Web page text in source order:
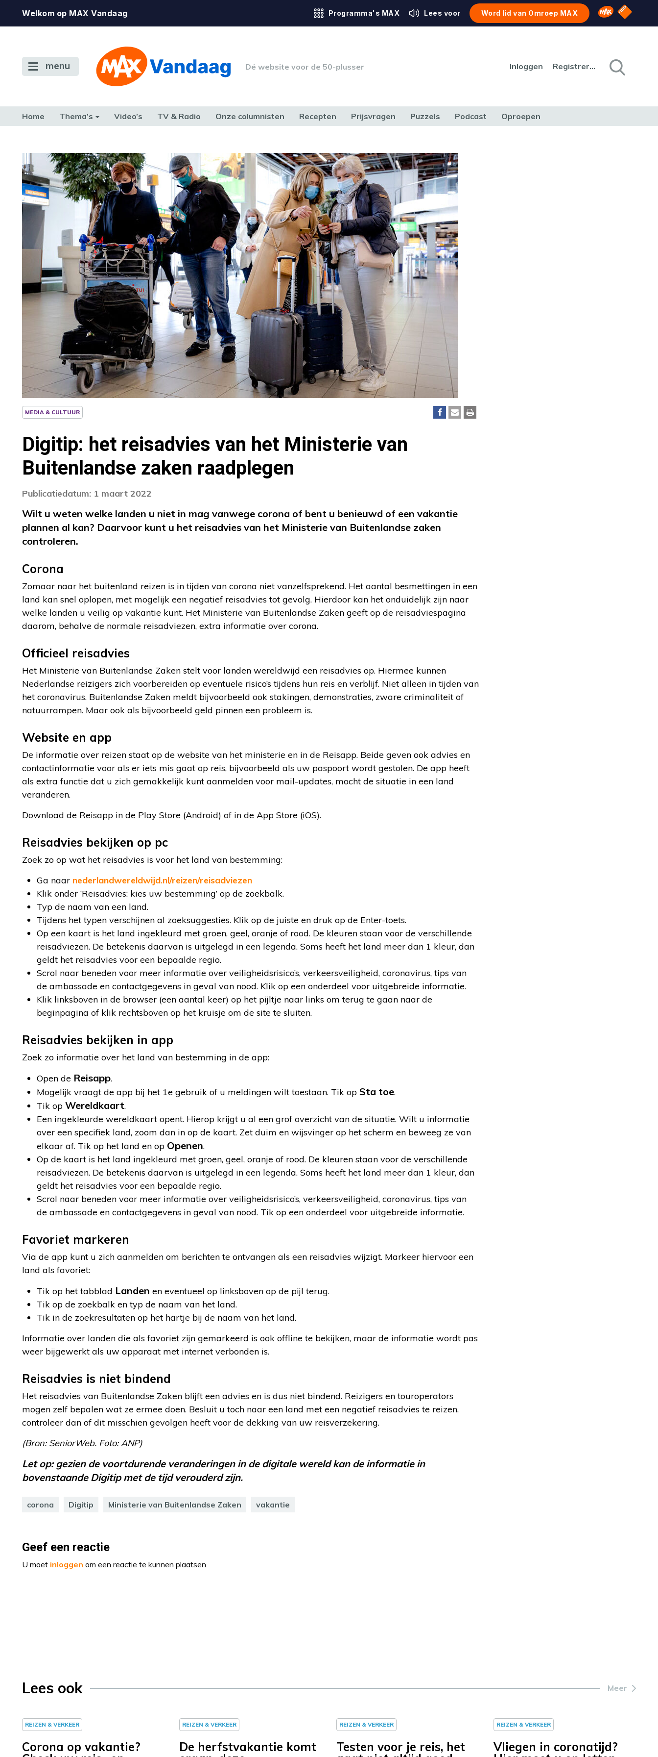
Welkom op MAX Vandaag Programma's MAX Lees voor Word lid van Omroep MAX Omroep MAX
NPO
menu Dé website voor de 50-plusser Inloggen Registreren
Home Thema’s Video’s TV & Radio Onze columnisten Recepten Prijsvragen Puzzels Podcast Oproepen
MEDIA & CULTUUR
Digitip: het reisadvies van het Ministerie van
Buitenlandse zaken raadplegen
Publicatiedatum: 1 maart 2022
Wilt u weten welke landen u niet in mag vanwege corona of bent u benieuwd of een vakantie
plannen al kan? Daarvoor kunt u het reisadvies van het Ministerie van Buitenlandse zaken
controleren.
Corona
Zomaar naar het buitenland reizen is in tijden van corona niet vanzelfsprekend. Het aantal besmettingen in een
land kan snel oplopen, met mogelijk een negatief reisadvies tot gevolg. Hierdoor kan het onduidelijk zijn naar
welke landen u veilig op vakantie kunt. Het Ministerie van Buitenlandse Zaken geeft op de reisadviespagina
daarom, behalve de normale reisadviezen, extra informatie over corona.
Officieel reisadvies
Het Ministerie van Buitenlandse Zaken stelt voor landen wereldwijd een reisadvies op. Hiermee kunnen
Nederlandse reizigers zich voorbereiden op eventuele risico’s tijdens hun reis en verblijf. Niet alleen in tijden van
het coronavirus. Buitenlandse Zaken meldt bijvoorbeeld ook stakingen, demonstraties, zware criminaliteit of
natuurrampen. Maar ook als bijvoorbeeld geld pinnen een probleem is.
Website en app
De informatie over reizen staat op de website van het ministerie en in de Reisapp. Beide geven ook advies en
contactinformatie voor als er iets mis gaat op reis, bijvoorbeeld als uw paspoort wordt gestolen. De app heeft
als extra functie dat u zich gemakkelijk kunt aanmelden voor mail-updates, mocht de situatie in een land
veranderen.
Download de Reisapp in de Play Store (Android) of in de App Store (iOS).
Reisadvies bekijken op pc
Zoek zo op wat het reisadvies is voor het land van bestemming:
Ga naar nederlandwereldwijd.nl/reizen/reisadviezen
Klik onder ‘Reisadvies: kies uw bestemming’ op de zoekbalk.
Typ de naam van een land.
Tijdens het typen verschijnen al zoeksuggesties. Klik op de juiste en druk op de Enter-toets.
Op een kaart is het land ingekleurd met groen, geel, oranje of rood. De kleuren staan voor de verschillende
reisadviezen. De betekenis daarvan is uitgelegd in een legenda. Soms heeft het land meer dan 1 kleur, dan
geldt het reisadvies voor een bepaalde regio.
Scrol naar beneden voor meer informatie over veiligheidsrisico’s, verkeersveiligheid, coronavirus, tips van
de ambassade en contactgegevens in geval van nood. Klik op een onderdeel voor uitgebreide informatie.
Klik linksboven in de browser (een aantal keer) op het pijltje naar links om terug te gaan naar de
beginpagina of klik rechtsboven op het kruisje om de site te sluiten.
Reisadvies bekijken in app
Zoek zo informatie over het land van bestemming in de app:
Open de Reisapp.
Mogelijk vraagt de app bij het 1e gebruik of u meldingen wilt toestaan. Tik op Sta toe.
Tik op Wereldkaart.
Een ingekleurde wereldkaart opent. Hierop krijgt u al een grof overzicht van de situatie. Wilt u informatie
over een specifiek land, zoom dan in op de kaart. Zet duim en wijsvinger op het scherm en beweeg ze van
elkaar af. Tik op het land en op Openen.
Op de kaart is het land ingekleurd met groen, geel, oranje of rood. De kleuren staan voor de verschillende
reisadviezen. De betekenis daarvan is uitgelegd in een legenda. Soms heeft het land meer dan 1 kleur, dan
geldt het reisadvies voor een bepaalde regio.
Scrol naar beneden voor meer informatie over veiligheidsrisico’s, verkeersveiligheid, coronavirus, tips van
de ambassade en contactgegevens in geval van nood. Tik op een onderdeel voor uitgebreide informatie.
Favoriet markeren
Via de app kunt u zich aanmelden om berichten te ontvangen als een reisadvies wijzigt. Markeer hiervoor een
land als favoriet:
Tik op het tabblad Landen en eventueel op linksboven op de pijl terug.
Tik op de zoekbalk en typ de naam van het land.
Tik in de zoekresultaten op het hartje bij de naam van het land.
Informatie over landen die als favoriet zijn gemarkeerd is ook offline te bekijken, maar de informatie wordt pas
weer bijgewerkt als uw apparaat met internet verbonden is.
Reisadvies is niet bindend
Het reisadvies van Buitenlandse Zaken blijft een advies en is dus niet bindend. Reizigers en touroperators
mogen zelf bepalen wat ze ermee doen. Besluit u toch naar een land met een negatief reisadvies te reizen,
controleer dan of dit misschien gevolgen heeft voor de dekking van uw reisverzekering.
(Bron: SeniorWeb. Foto: ANP)
Let op: gezien de voortdurende veranderingen in de digitale wereld kan de informatie in
bovenstaande Digitip met de tijd verouderd zijn.
corona Digitip Ministerie van Buitenlandse Zaken vakantie
Geef een reactie
U moet inloggen om een reactie te kunnen plaatsen.
Lees ook Meer
REIZEN & VERKEER
Corona op vakantie?
REIZEN & VERKEER
De herfstvakantie komt
REIZEN & VERKEER
Testen voor je reis, het
REIZEN & VERKEER
Vliegen in coronatijd?